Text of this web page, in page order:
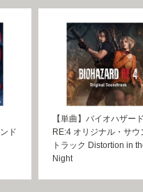
ド
【単曲】バイオハザード
RE:4 オリジナル・サウ
トラック Distortion in
Night